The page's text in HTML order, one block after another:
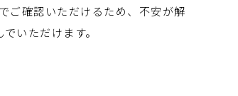
ご確認いただけるため、不安が解
いただけます。